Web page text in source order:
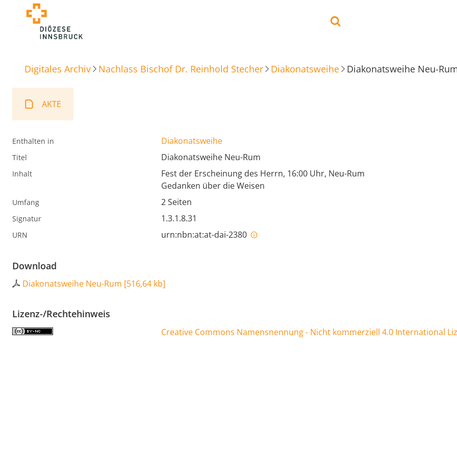
Digitales Archiv Nachlass Bischof Dr. Reinhold Stecher Diakonatsweihe Diakonatsweihe Neu-
AKTE
Enthalten in Diakonatsweihe
Titel Diakonatsweihe Neu-Rum
Inhalt
Fest der Erscheinung des Herrn, 16:00 Uhr, Neu-Rum
Gedanken über die Weisen
Umfang 2 Seiten
Signatur 1.3.1.8.31
URN urn:nbn:at:at-dai-2380
Download
Diakonatsweihe Neu-Rum [516,64 kb]
Lizenz-/Rechtehinweis
Creative Commons Namensnennung - Nicht kommerziell 4.0 International